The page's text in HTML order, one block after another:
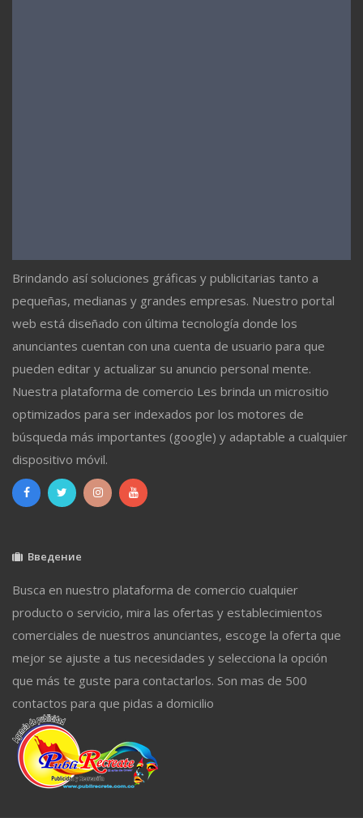
Brindando así soluciones gráficas y publicitarias tanto a
pequeñas, medianas y grandes empresas. Nuestro portal
web está diseñado con última tecnología donde los
anunciantes cuentan con una cuenta de usuario para que
pueden editar y actualizar su anuncio personal mente.
Nuestra plataforma de comercio Les brinda un micrositio
optimizados para ser indexados por los motores de
búsqueda más importantes (google) y adaptable a cualquier
dispositivo móvil.
Введение
Busca en nuestro plataforma de comercio cualquier
producto o servicio, mira las ofertas y establecimientos
comerciales de nuestros anunciantes, escoge la oferta que
mejor se ajuste a tus necesidades y selecciona la opción
que más te guste para contactarlos. Son mas de 500
contactos para que pidas a domicilio